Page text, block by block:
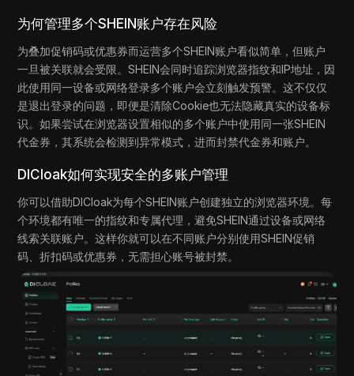
为何管理多个SHEIN账户存在风险
为叠加促销码或优惠券而运营多个SHEIN账户看似简单，但账户
一旦被关联就会受限。SHEIN会同时追踪浏览器指纹和IP地址，因
此使用同一设备或网络登录多个账户会立刻触发预警。这不仅仅
是退出登录的问题，即便是清除Cookie也无法隐藏真实的设备标
识。如果尝试在浏览器设置相似的多个账户中使用同一张SHEIN
代金券，其系统会检测到异常模式，进而封禁代金券和账户。
DICloak如何实现安全的多账户管理
你可以借助DICloak为每个SHEIN账户创建独立的浏览器环境。每
个环境都有唯一的指纹和专属代理，避免SHEIN通过设备或网络
线索关联账户。这样你就可以在不同账户分别使用SHEIN促销
码、折扣码或优惠券，无需担心账号被封禁。